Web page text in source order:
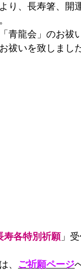
り、長寿箸、開
青龍会」のお祓
祓いを致しまし
寿各特別祈願」
ご祈願ページ